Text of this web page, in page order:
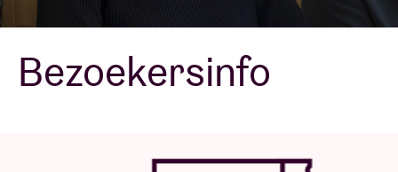
AB ❤ you
Bezoekersinfo